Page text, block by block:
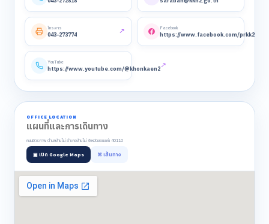
โทรสาร
043-273774 ↗ Facebook
https://www.facebook.com/prkk2
YouTube
https://www.youtube.com/@khonkaen2↗
OFFICE LOCATION
แผนที่และการเดินทาง
ถนนมิตรภาพ ตำบลบ้านไผ่ อำเภอบ้านไผ่ จังหวัดขอนแก่น 40110
▣ เปิด Google Maps ⌘ เส้นทาง